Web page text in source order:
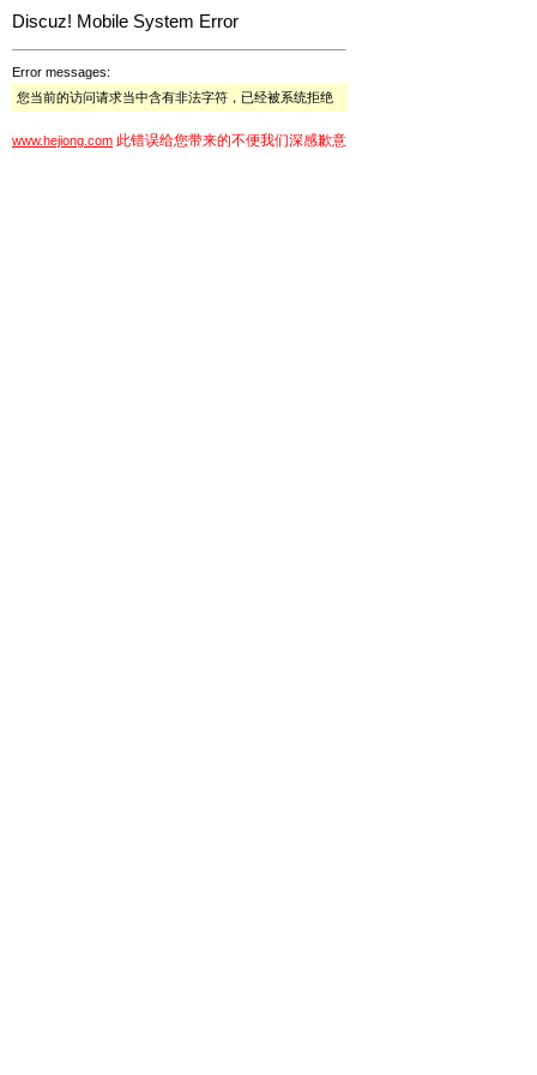
Discuz! Mobile System Error
Error messages:
您当前的访问请求当中含有非法字符，已经被系统拒绝
www.hejiong.com 此错误给您带来的不便我们深感歉意